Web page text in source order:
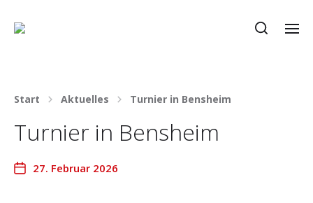
Start Aktuelles Turnier in Bensheim
Turnier in Bensheim
27. Februar 2026